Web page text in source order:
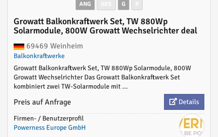
ANG G
Growatt Balkonkraftwerk Set, TW 880Wp
Solarmodule, 800W Growatt Wechselrichter deal
69469 Weinheim
Balkonkraftwerke
Growatt Balkonkraftwerk Set, TW 880Wp Solarmodule, 800W
Growatt Wechselrichter Das Growatt Balkonkraftwerk Set
kombiniert zwei TW-Solarmodule mit ...
Preis auf Anfrage
Details
Firmen- / Benutzerprofil
Powerness Europe GmbH